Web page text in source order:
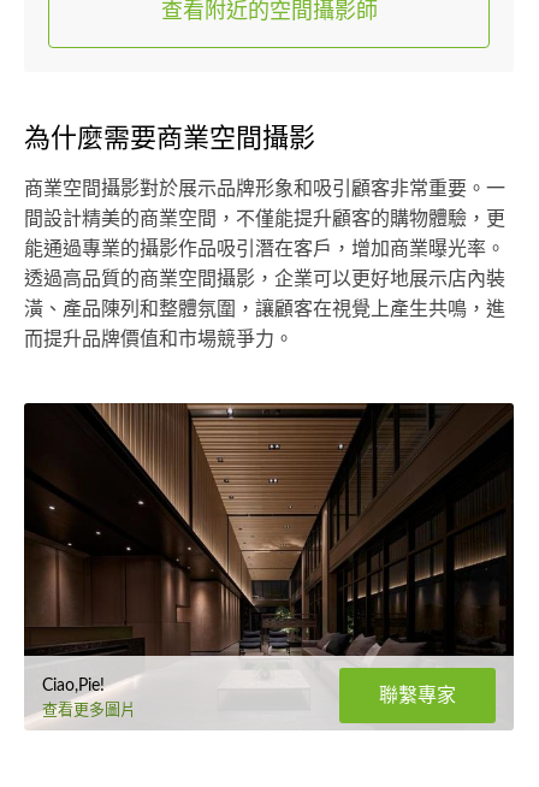
查看附近的空間攝影師
為什麼需要商業空間攝影
商業空間攝影對於展示品牌形象和吸引顧客非常重要。一
間設計精美的商業空間，不僅能提升顧客的購物體驗，更
能通過專業的攝影作品吸引潛在客戶，增加商業曝光率。
透過高品質的商業空間攝影，企業可以更好地展示店內裝
潢、產品陳列和整體氛圍，讓顧客在視覺上產生共鳴，進
而提升品牌價值和市場競爭力。
Ciao,Pie!
查看更多圖片
聯繫專家